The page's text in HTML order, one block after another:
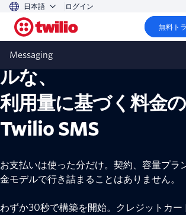
日本語 ログイン
無料ト
Messaging
透明性が高く、スケー
ルな、
利用量に基づく料金の
Twilio SMS
お支払いは使った分だけ。契約、容量プラ
金モデルで行き詰まることはありません。
わずか30秒で構築を開始。クレジットカー